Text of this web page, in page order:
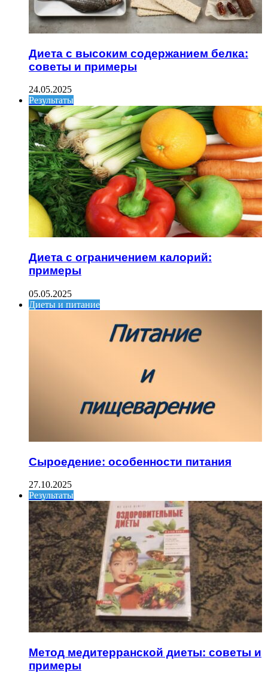
Диета с высоким содержанием белка:
советы и примеры
24.05.2025
Результаты
Диета с ограничением калорий:
примеры
05.05.2025
Диеты и питание
Сыроедение: особенности питания
27.10.2025
Результаты
Метод медитерранской диеты: советы и
примеры